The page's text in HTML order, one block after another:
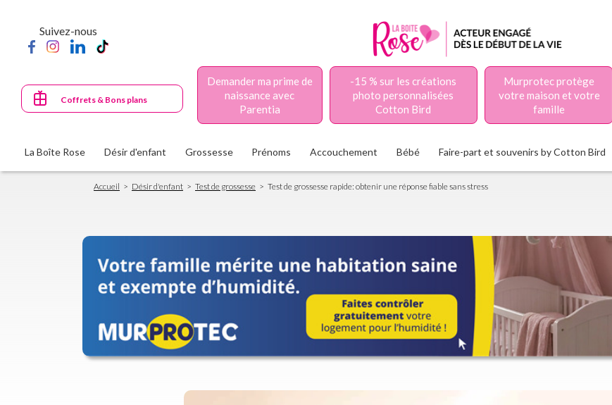
principal
Suivez-nous
Coffrets & Bons plans
Demander ma prime de
naissance avec
Parentia
-15 % sur les créations
photo personnalisées
Cotton Bird
Murprotec protège
votre maison et votre
famille
La Boîte Rose Désir d'enfant Grossesse Prénoms Accouchement Bébé Faire-part et souvenirs by Cotton Bird
Fil
d'Ariane
Accueil Désir d'enfant Test de grossesse Test de grossesse rapide: obtenir une réponse fiable sans stress